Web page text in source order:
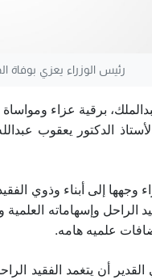
رئيس الوزراء يعزي بوفاة
برقية عزاء
الأستاذ الدكتور يعقوب
إلى أبناء وذوي
الراحل وإسهاماته
علميه هامه.
القدير أن يتغمد الفقيد